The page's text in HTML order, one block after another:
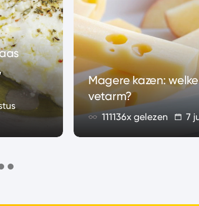
Magere kazen:
vetarm?
111136x gelezen 7